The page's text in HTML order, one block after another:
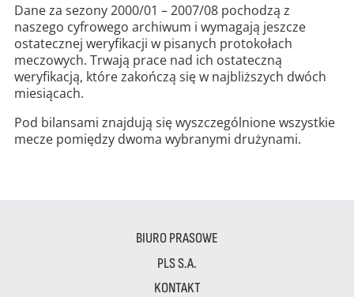
Dane za sezony 2000/01 – 2007/08 pochodzą z
naszego cyfrowego archiwum i wymagają jeszcze
ostatecznej weryfikacji w pisanych protokołach
meczowych. Trwają prace nad ich ostateczną
weryfikacją, które zakończą się w najbliższych dwóch
miesiącach.
Pod bilansami znajdują się wyszczególnione wszystkie
mecze pomiędzy dwoma wybranymi drużynami.
BIURO PRASOWE
PLS S.A.
KONTAKT